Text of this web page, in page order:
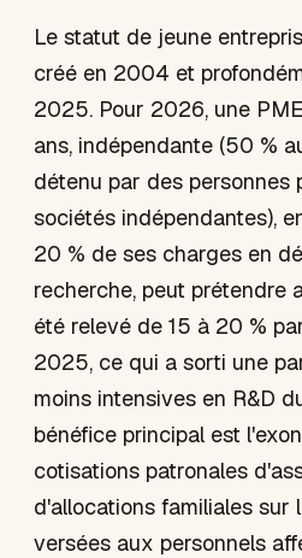
Le statut de jeune
créé en 2004 et
2025. Pour 2026, une
ans, indépendante (50 %
détenu par des personnes
sociétés indépendantes),
20 % de ses charges en
recherche, peut prétendre
été relevé de 15 à 20 %
2025, ce qui a sorti une
moins intensives en R&D
bénéfice principal est
cotisations patronales
d'allocations familiales sur
versées aux personnels